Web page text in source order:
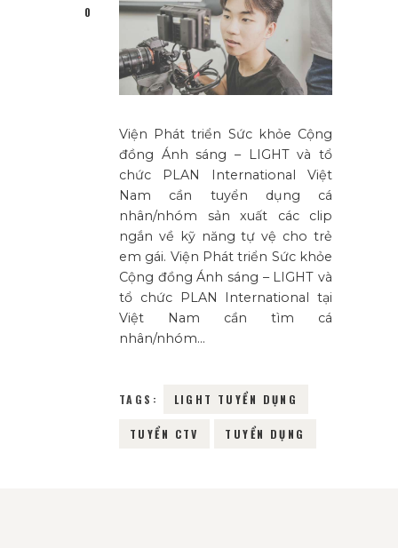
0
Viện Phát triển Sức khỏe Cộng
đồng Ánh sáng – LIGHT và tổ
chức PLAN International Việt
Nam cần tuyển dụng cá
nhân/nhóm sản xuất các clip
ngắn về kỹ năng tự vệ cho trẻ
em gái. Viện Phát triển Sức khỏe
Cộng đồng Ánh sáng – LIGHT và
tổ chức PLAN International tại
Việt Nam cần tìm cá
nhân/nhóm…
TAGS: LIGHT TUYỂN DỤNG
TUYỂN CTV TUYỂN DỤNG